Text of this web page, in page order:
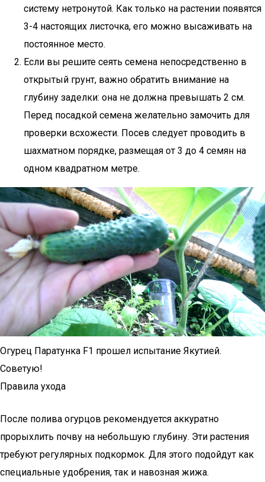
систему нетронутой. Как только на растении появятся
3-4 настоящих листочка, его можно высаживать на
постоянное место.
Если вы решите сеять семена непосредственно в
открытый грунт, важно обратить внимание на
глубину заделки: она не должна превышать 2 см.
Перед посадкой семена желательно замочить для
проверки всхожести. Посев следует проводить в
шахматном порядке, размещая от 3 до 4 семян на
одном квадратном метре.
Огурец Паратунка F1 прошел испытание Якутией.
Советую!
Правила ухода
После полива огурцов рекомендуется аккуратно
прорыхлить почву на небольшую глубину. Эти растения
требуют регулярных подкормок. Для этого подойдут как
специальные удобрения, так и навозная жижа.